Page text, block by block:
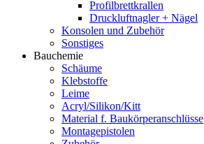
Profilbrettkrallen
Druckluftnagler + Nägel
Konsolen und Zubehör
Sonstiges
Bauchemie
Schäume
Klebstoffe
Leime
Acryl/Silikon/Kitt
Material f. Baukörperanschlüsse
Montagepistolen